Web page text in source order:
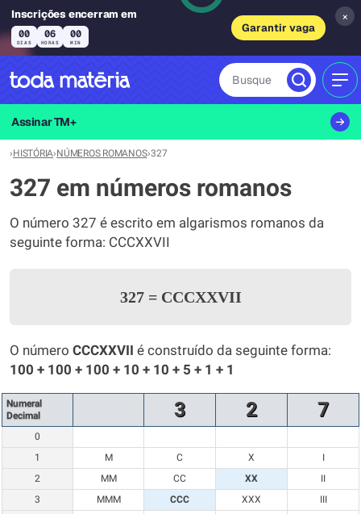
Inscrições encerram em
00
DIAS
06
HORAS
00
MIN
Garantir vaga
×
Busque
Assinar TM+
›HISTÓRIA›NÚMEROS ROMANOS›327
327 em números romanos
O número 327 é escrito em algarismos romanos da
seguinte forma: CCCXXVII
327 =CCCXXVII
O número CCCXXVII é construído da seguinte forma:
100 + 100 + 100 + 10 + 10 + 5 + 1 + 1
Numeral
Decimal
3 2 7
0
1
M C X
I
2
MM CC XX
II
3
MMM CCC XXX
III